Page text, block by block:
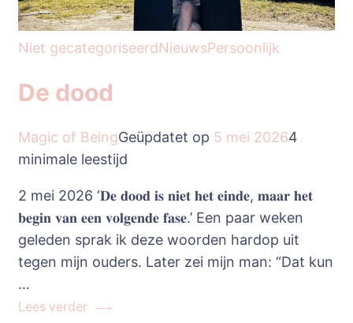
Niet gecategoriseerdNieuwsPersoonlijk
De dood
Magic of BeingGeüpdatet op 5 mei 20264
minimale leestijd
2 mei 2026 ‘𝐃𝐞 𝐝𝐨𝐨𝐝 𝐢𝐬 𝐧𝐢𝐞𝐭 𝐡𝐞𝐭 𝐞𝐢𝐧𝐝𝐞, 𝐦𝐚𝐚𝐫 𝐡𝐞𝐭
𝐛𝐞𝐠𝐢𝐧 𝐯𝐚𝐧 𝐞𝐞𝐧 𝐯𝐨𝐥𝐠𝐞𝐧𝐝𝐞 𝐟𝐚𝐬𝐞.’ Een paar weken
geleden sprak ik deze woorden hardop uit
tegen mijn ouders. Later zei mijn man: “Dat kun
…
Lees verder